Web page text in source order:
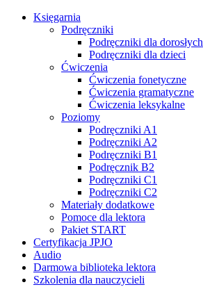
Księgarnia
Podręczniki
Podręczniki dla dorosłych
Podręczniki dla dzieci
Ćwiczenia
Ćwiczenia fonetyczne
Ćwiczenia gramatyczne
Ćwiczenia leksykalne
Poziomy
Podręczniki A1
Podręczniki A2
Podręczniki B1
Podręcznik B2
Podręczniki C1
Podręczniki C2
Materiały dodatkowe
Pomoce dla lektora
Pakiet START
Certyfikacja JPJO
Audio
Darmowa biblioteka lektora
Szkolenia dla nauczycieli